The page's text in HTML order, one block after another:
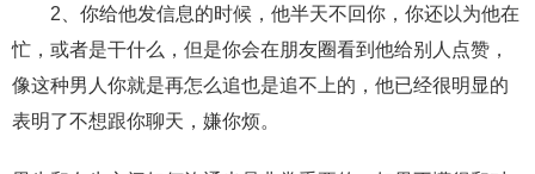
2、你给他发信息的时候，他半天不回你，你还以为他在
忙，或者是干什么，但是你会在朋友圈看到他给别人点赞，
像这种男人你就是再怎么追也是追不上的，他已经很明显的
表明了不想跟你聊天，嫌你烦。